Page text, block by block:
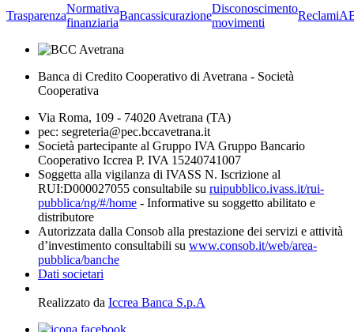
Trasparenza
Normativa
finanziaria
Bancassicurazione
Disconoscimento
movimenti
Reclami
Banca di Credito Cooperativo di Avetrana - Società
Cooperativa
Via Roma, 109 - 74020 Avetrana (TA)
pec: segreteria@pec.bccavetrana.it
Società partecipante al Gruppo IVA Gruppo Bancario
Cooperativo Iccrea P. IVA 15240741007
Soggetta alla vigilanza di IVASS N. Iscrizione al
RUI:D000027055 consultabile su ruipubblico.ivass.it/rui-
pubblica/ng/#/home - Informative su soggetto abilitato e
distributore
Autorizzata dalla Consob alla prestazione dei servizi e attività
d’investimento consultabili su www.consob.it/web/area-
pubblica/banche
Dati societari
Realizzato da Iccrea Banca S.p.A